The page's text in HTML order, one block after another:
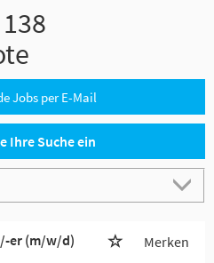
138
Jobs per E-Mail
Ihre Suche ein
er (m/w/d) Merken